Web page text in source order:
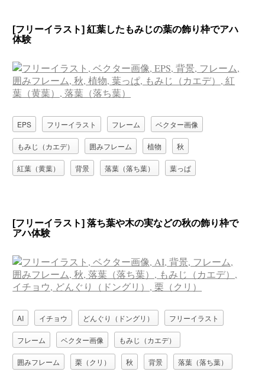
[フリーイラスト] 紅葉したもみじの葉の飾り枠でアハ
体験
EPS フリーイラスト フレーム ベクター画像
もみじ（カエデ） 囲みフレーム 植物 秋
紅葉（黄葉） 背景 落葉（落ち葉） 葉っぱ
[フリーイラスト] 落ち葉や木の実などの秋の飾り枠で
アハ体験
AI イチョウ どんぐり（ドングリ） フリーイラスト
フレーム ベクター画像 もみじ（カエデ）
囲みフレーム 栗（クリ） 秋 背景 落葉（落ち葉）